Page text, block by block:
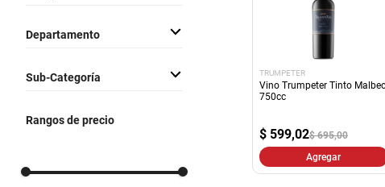
Departamento
Sub-Categoría
Rangos de precio
TRUMPETER
Vino Trumpeter Tinto Malbec
750cc
$ 599,02$ 695,00
Agregar